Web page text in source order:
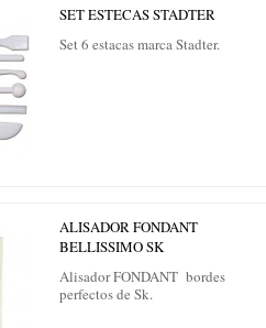
SET ESTECAS STADTER
Set 6 estacas marca Stadter.
ALISADOR FONDANT
BELLISSIMO SK
Alisador FONDANT bordes
perfectos de Sk.